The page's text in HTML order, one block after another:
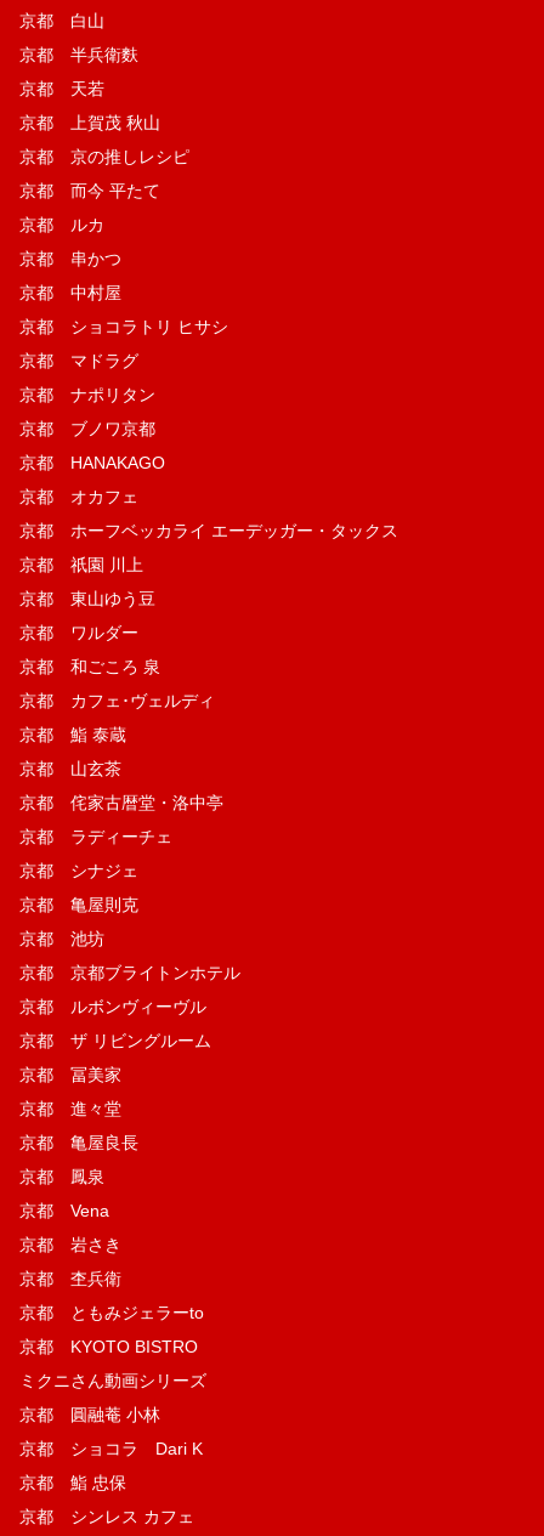
京都 白山
京都 半兵衛麩
京都 天若
京都 上賀茂 秋山
京都 京の推しレシピ
京都 而今 平たて
京都 ルカ
京都 串かつ
京都 中村屋
京都 ショコラトリ ヒサシ
京都 マドラグ
京都 ナポリタン
京都 ブノワ京都
京都 HANAKAGO
京都 オカフェ
京都 ホーフベッカライ エーデッガー・タックス
京都 祇園 川上
京都 東山ゆう豆
京都 ワルダー
京都 和ごころ 泉
京都 カフェ･ヴェルディ
京都 鮨 泰蔵
京都 山玄茶
京都 侘家古暦堂・洛中亭
京都 ラディーチェ
京都 シナジェ
京都 亀屋則克
京都 池坊
京都 京都ブライトンホテル
京都 ルボンヴィーヴル
京都 ザ リビングルーム
京都 冨美家
京都 進々堂
京都 亀屋良長
京都 鳳泉
京都 Vena
京都 岩さき
京都 杢兵衛
京都 ともみジェラーto
京都 KYOTO BISTRO
ミクニさん動画シリーズ
京都 圓融菴 小林
京都 ショコラ Dari K
京都 鮨 忠保
京都 シンレス カフェ